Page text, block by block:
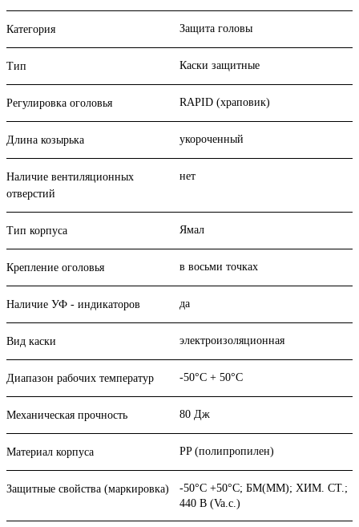
Категория Защита головы
Тип Каски защитные
Регулировка оголовья RAPID (храповик)
Длина козырька укороченный
Наличие вентиляционных
отверстий
нет
Тип корпуса Ямал
Крепление оголовья в восьми точках
Наличие УФ - индикаторов да
Вид каски электроизоляционная
Диапазон рабочих температур -50°C + 50°C
Механическая прочность 80 Дж
Материал корпуса PP (полипропилен)
Защитные свойства (маркировка)
-50°C +50°C; БM(ММ); ХИМ. СТ.;
440 В (Va.c.)